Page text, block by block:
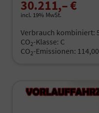
30.211,– €
incl. 19% MwSt.
Verbrauch kombiniert:
CO2-Klasse: C
CO2-Emissionen: